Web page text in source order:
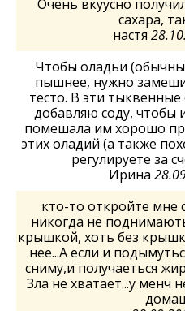
Очень вкуусно
сахара,
настя
Чтобы оладьи
пышнее, нужно
тесто. В эти
добавляю соду, чтобы
помешала им хорошо
этих оладий (а также
регулируете за
Ирина
кто-то откройте мне
никогда не
крышкой, хоть без
нее...А если и
сниму,и получаеться
Зла не хватает...у менч